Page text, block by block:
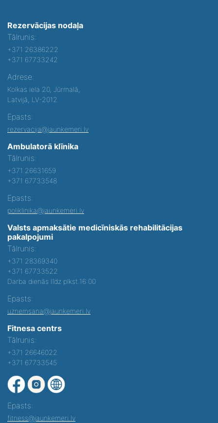
Rezervācijas nodaļa
Tālrunis:
+371 26386222
+371 67733242
Adrese:
Kolkas iela 20, Jūrmalā,
Latvijā, LV-2012
Epasts:
rezervacija@jaunkemeri.lv
Ambulatorā klīnika
Tālrunis:
+371 26631659
+371 67733548
Epasts:
poliklinika@jaunkemeri.lv
Valsts apmaksātie medicīniskās rehabilitācijas
pakalpojumi
Tālrunis:
+371 28369340
+371 67733522
Darba dienās līdz plkst.16:00
Epasts:
uznemsana@jaunkemeri.lv
Fitnesa centrs
Tālrunis:
+371 26646022
+371 67733545
Epasts:
fitness@jaunkemeri.lv